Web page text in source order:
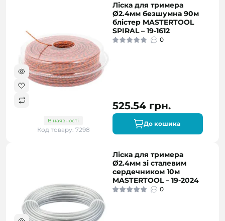
В наявності
Код товару: 7298
Ліска для тримера
Ø2.4мм безшумна 90м
блістер MASTERTOOL
SPIRAL – 19-1612
0
525.54 грн.
До кошика
Ліска для тримера
Ø2.4мм зі сталевим
сердечником 10м
MASTERTOOL – 19-2024
0